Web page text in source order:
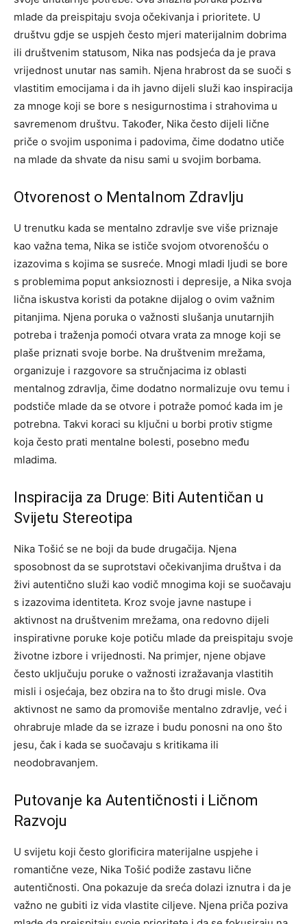
mlade da preispitaju svoja očekivanja i prioritete. U
društvu gdje se uspjeh često mjeri materijalnim dobrima
ili društvenim statusom, Nika nas podsjeća da je prava
vrijednost unutar nas samih. Njena hrabrost da se suoči s
vlastitim emocijama i da ih javno dijeli služi kao inspiracija
za mnoge koji se bore s nesigurnostima i strahovima u
savremenom društvu. Također, Nika često dijeli lične
priče o svojim usponima i padovima, čime dodatno utiče
na mlade da shvate da nisu sami u svojim borbama.
Otvorenost o Mentalnom Zdravlju
U trenutku kada se mentalno zdravlje sve više priznaje
kao važna tema, Nika se ističe svojom otvorenošću o
izazovima s kojima se susreće. Mnogi mladi ljudi se bore
s problemima poput anksioznosti i depresije, a Nika svoja
lična iskustva koristi da potakne dijalog o ovim važnim
pitanjima. Njena poruka o važnosti slušanja unutarnjih
potreba i traženja pomoći otvara vrata za mnoge koji se
plaše priznati svoje borbe. Na društvenim mrežama,
organizuje i razgovore sa stručnjacima iz oblasti
mentalnog zdravlja, čime dodatno normalizuje ovu temu i
podstiče mlade da se otvore i potraže pomoć kada im je
potrebna. Takvi koraci su ključni u borbi protiv stigme
koja često prati mentalne bolesti, posebno među
mladima.
Inspiracija za Druge: Biti Autentičan u
Svijetu Stereotipa
Nika Tošić se ne boji da bude drugačija. Njena
sposobnost da se suprotstavi očekivanjima društva i da
živi autentično služi kao vodič mnogima koji se suočavaju
s izazovima identiteta. Kroz svoje javne nastupe i
aktivnost na društvenim mrežama, ona redovno dijeli
inspirativne poruke koje potiču mlade da preispitaju svoje
životne izbore i vrijednosti. Na primjer, njene objave
često uključuju poruke o važnosti izražavanja vlastitih
misli i osjećaja, bez obzira na to što drugi misle. Ova
aktivnost ne samo da promoviše mentalno zdravlje, već i
ohrabruje mlade da se izraze i budu ponosni na ono što
jesu, čak i kada se suočavaju s kritikama ili
neodobravanjem.
Putovanje ka Autentičnosti i Ličnom
Razvoju
U svijetu koji često glorificira materijalne uspjehe i
romantične veze, Nika Tošić podiže zastavu lične
autentičnosti. Ona pokazuje da sreća dolazi iznutra i da je
važno ne gubiti iz vida vlastite ciljeve. Njena priča poziva